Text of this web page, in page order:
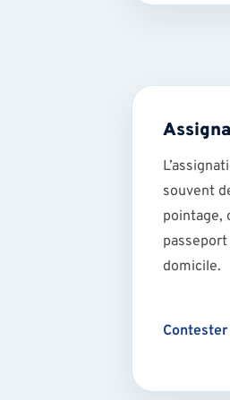
souvent
pointage,
domicile.